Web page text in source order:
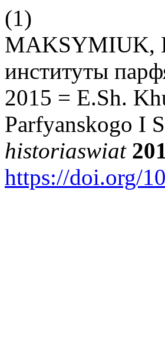
(1)
MAKSYMIUK,
институты
2015 = E.Sh.
Parfyanskogo I
historiaswiat
https://doi.org/